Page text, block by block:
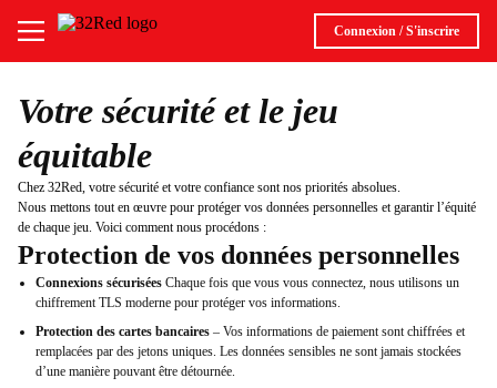
Connexion / S'inscrire
Votre sécurité et le jeu
équitable
Chez 32Red, votre sécurité et votre confiance sont nos priorités absolues.
Nous mettons tout en œuvre pour protéger vos données personnelles et garantir l’équité
de chaque jeu. Voici comment nous procédons :
Protection de vos données personnelles
Connexions sécurisées Chaque fois que vous vous connectez, nous utilisons un
chiffrement TLS moderne pour protéger vos informations.
Protection des cartes bancaires – Vos informations de paiement sont chiffrées et
remplacées par des jetons uniques. Les données sensibles ne sont jamais stockées
d’une manière pouvant être détournée.